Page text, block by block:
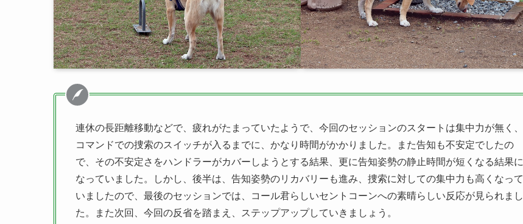
連休の長距離移動などで、疲れがたまっていたようで、今回のセッションのスタートは集中力が無く、
コマンドでの捜索のスイッチが入るまでに、かなり時間がかかりました。また告知も不安定でしたの
で、その不安定さをハンドラーがカバーしようとする結果、更に告知姿勢の静止時間が短くなる結果に
なっていました。しかし、後半は、告知姿勢のリカバリーも進み、捜索に対しての集中力も高くなって
いましたので、最後のセッションでは、コール君らしいセントコーンへの素晴らしい反応が見られまし
た。また次回、今回の反省を踏まえ、ステップアップしていきましょう。